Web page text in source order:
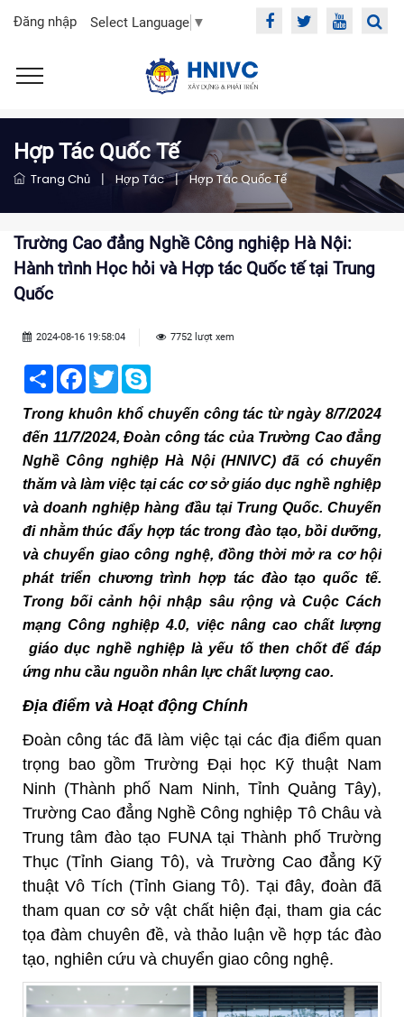
Đăng nhập Select Language ▼
Hợp Tác Quốc Tế
Trang Chủ | Hợp Tác | Hợp Tác Quốc Tế
Trường Cao đẳng Nghề Công nghiệp Hà Nội:
Hành trình Học hỏi và Hợp tác Quốc tế tại Trung
Quốc
2024-08-16 19:58:04 7752 lượt xem
Share Facebook
Twitter
Trong khuôn khổ chuyến công tác từ ngày 8/7/2024
đến 11/7/2024, Đoàn công tác của Trường Cao đẳng
Nghề Công nghiệp Hà Nội (HNIVC) đã có chuyến
thăm và làm việc tại các cơ sở giáo dục nghề nghiệp
và doanh nghiệp hàng đầu tại Trung Quốc. Chuyến
đi nhằm thúc đẩy hợp tác trong đào tạo, bồi dưỡng,
và chuyển giao công nghệ, đồng thời mở ra cơ hội
phát triển chương trình hợp tác đào tạo quốc tế.
Trong bối cảnh hội nhập sâu rộng và Cuộc Cách
mạng Công nghiệp 4.0, việc nâng cao chất lượng
giáo dục nghề nghiệp là yếu tố then chốt để đáp
ứng nhu cầu nguồn nhân lực chất lượng cao.
Địa điểm và Hoạt động Chính
Đoàn công tác đã làm việc tại các địa điểm quan
trọng bao gồm Trường Đại học Kỹ thuật Nam
Ninh (Thành phố Nam Ninh, Tỉnh Quảng Tây),
Trường Cao đẳng Nghề Công nghiệp Tô Châu và
Trung tâm đào tạo FUNA tại Thành phố Trường
Thục (Tỉnh Giang Tô), và Trường Cao đẳng Kỹ
thuật Vô Tích (Tỉnh Giang Tô). Tại đây, đoàn đã
tham quan cơ sở vật chất hiện đại, tham gia các
tọa đàm chuyên đề, và thảo luận về hợp tác đào
tạo, nghiên cứu và chuyển giao công nghệ.